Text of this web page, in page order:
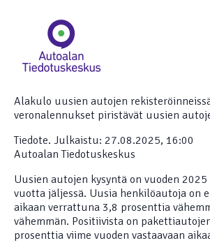
Alakulo uusien autojen
veronalennukset piristävät uusien
Tiedote. Julkaistu: 27.08.2025, 16:00
Autoalan Tiedotuskeskus
Uusien autojen kysyntä on vuoden
vuotta jäljessä. Uusia henkilöautoja on
aikaan verrattuna 3,8 prosenttia
vähemmän. Positiivista on
prosenttia viime vuoden vastaavaan